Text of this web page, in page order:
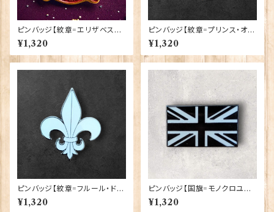
ピンバッジ【紋章=エリザベス女
王陛下生誕100周年】Traditio
n 90040-QU100
¥1,320
ピンバッジ【紋章=プリンス・オ
ブ・ウェールズ】 Cadogan 900
40-XJKB12-11
¥1,320
ピンバッジ【紋章=フルール・ド・
リス】Cadogan 90040-XJKB
16-45
¥1,320
ピンバッジ【国旗=モノクロユニ
オンジャック】Tradition 9004
0-T1321
¥1,320